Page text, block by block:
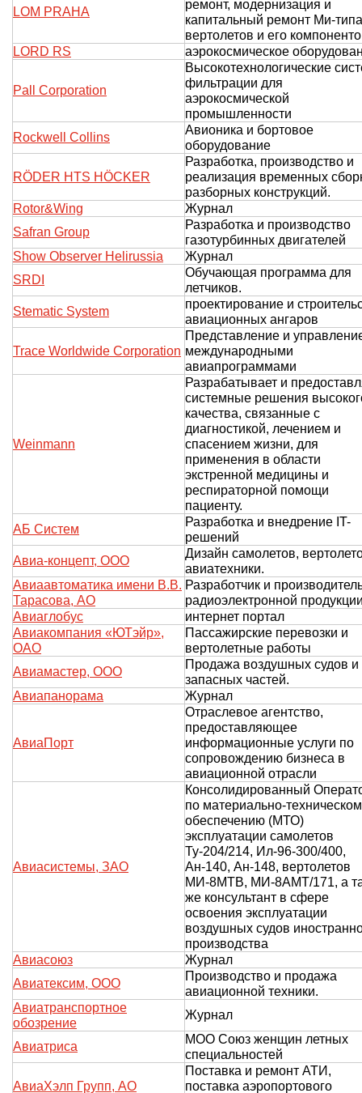
LOM PRAHA
ремонт, модернизация и
капитальный ремонт Ми-типа
вертолетов и его
LORD RS
аэрокосмическое
Pall Corporation
Высокотехнологические
фильтрации для
аэрокосмической
промышленности
Rockwell Collins
Авионика и бортовое
оборудование
RÖDER HTS HÖCKER
Разработка, производство и
реализация временных
разборных конструкций.
Rotor&Wing
Журнал
Safran Group
Разработка и производство
газотурбинных двигателей
Show Observer Helirussia
Журнал
SRDI
Обучающая программа для
летчиков.
Stematic System
проектирование и
авиационных ангаров
Trace Worldwide Corporation
Представление и
международными
авиапрограммами
Weinmann
Разрабатывает и
системные решения
качества, связанные с
диагностикой, лечением и
спасением жизни, для
применения в области
экстренной медицины и
респираторной помощи
пациенту.
АБ Систем
Разработка и внедрение IT-
решений
Авиа-концепт, ООО
Дизайн самолетов,
авиатехники.
Авиаавтоматика имени В.В.
Тарасова, АО
Разработчик и
радиоэлектронной
Авиаглобус
интернет портал
Авиакомпания «ЮТэйр»,
ОАО
Пассажирские перевозки и
вертолетные работы
Авиамастер, ООО
Продажа воздушных судов и
запасных частей.
Авиапанорама
Журнал
АвиаПорт
Отраслевое агентство,
предоставляющее
информационные услуги по
сопровождению бизнеса в
авиационной отрасли
Авиасистемы, ЗАО
Консолидированный
по материально-
обеспечению (МТО)
эксплуатации самолетов
Ту-204/214, Ил-96-300/400,
Ан-140, Ан-148, вертолетов
МИ-8МТВ, МИ-8АМТ/171, а
же консультант в сфере
освоения эксплуатации
воздушных судов
производства
Авиасоюз
Журнал
Авиатексим, ООО
Производство и продажа
авиационной техники.
Авиатранспортное
обозрение
Журнал
Авиатриса
МОО Союз женщин летных
специальностей
АвиаХэлп Групп, АО
Поставка и ремонт АТИ,
поставка аэропортового